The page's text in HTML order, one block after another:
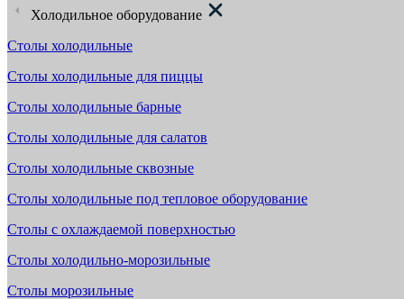
Холодильное оборудование
Столы холодильные
Столы холодильные для пиццы
Столы холодильные барные
Столы холодильные для салатов
Столы холодильные сквозные
Столы холодильные под тепловое оборудование
Столы с охлаждаемой поверхностью
Столы холодильно-морозильные
Столы морозильные